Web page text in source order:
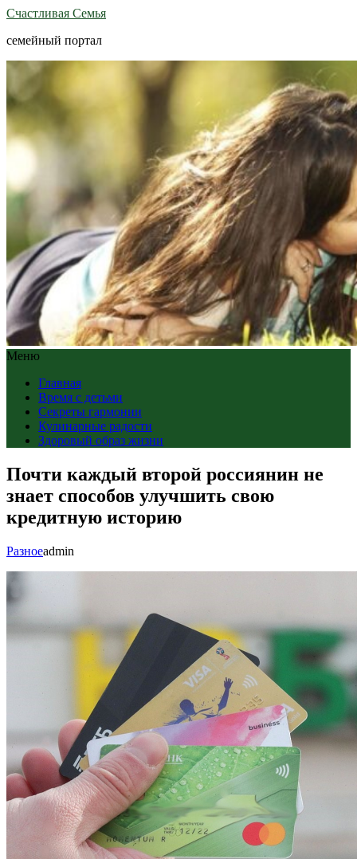
Счастливая Семья
семейный портал
Меню
Главная
Время с детьми
Секреты гармонии
Кулинарные радости
Здоровый образ жизни
Почти каждый второй россиянин не
знает способов улучшить свою
кредитную историю
Разноеadmin